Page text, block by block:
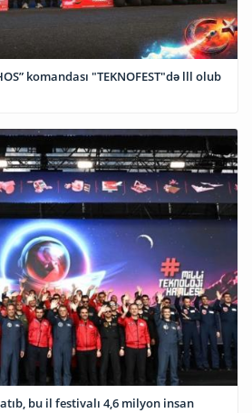
komandası "TEKNOFEST"də lll olub
bu il festivalı 4,6 milyon insan